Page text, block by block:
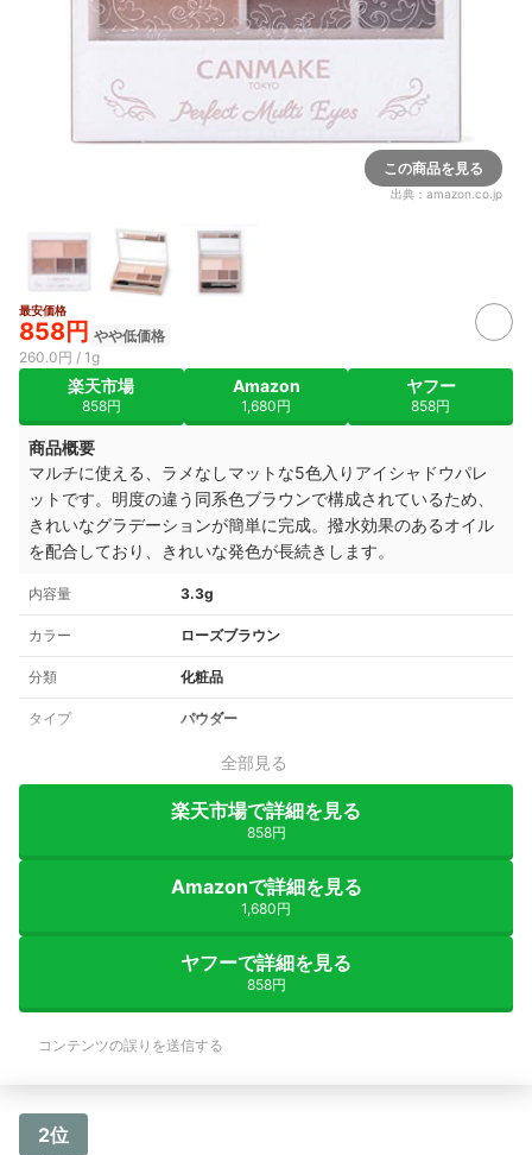
この商品を見る
出典： amazon.co.jp
最安価格
858円 やや低価格
260.0円 / 1g
楽天市場
858円
Amazon
1,680円
ヤフー
858円
商品概要
マルチに使える、ラメなしマットな5色入りアイシャドウパレ
ットです。明度の違う同系色ブラウンで構成されているため、
きれいなグラデーションが簡単に完成。撥水効果のあるオイル
を配合しており、きれいな発色が長続きします。
内容量 3.3g
カラー ローズブラウン
分類 化粧品
タイプ パウダー
全部見る
楽天市場で詳細を見る
858円
Amazonで詳細を見る
1,680円
ヤフーで詳細を見る
858円
コンテンツの誤りを送信する
2位